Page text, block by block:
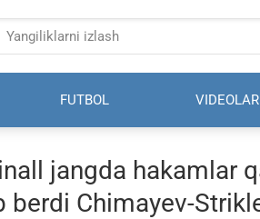
FUTBOL VIDEOLAR
jangda hakamlar
berdi Chimayev-